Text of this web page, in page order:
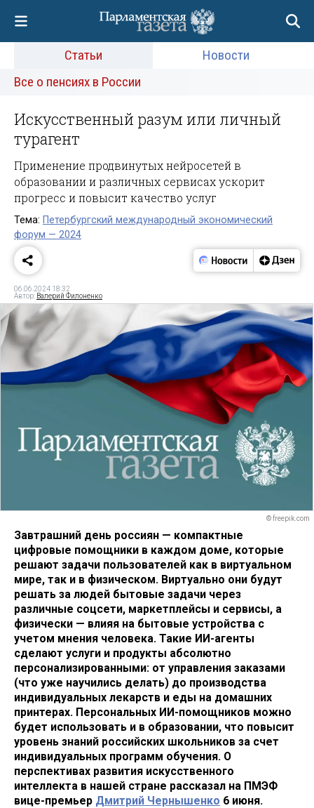
Статьи
Новости
Все о пенсиях в России
Искусственный разум или личный
турагент
Применение продвинутых нейросетей в
образовании и различных сервисах ускорит
прогресс и повысит качество услуг
Тема: Петербургский международный экономический
форум — 2024
06.06.2024 18:32
Автор: Валерий Филоненко
© freepik.com
Завтрашний день россиян — компактные
цифровые помощники в каждом доме, которые
решают задачи пользователей как в виртуальном
мире, так и в физическом. Виртуально они будут
решать за людей бытовые задачи через
различные соцсети, маркетплейсы и сервисы, а
физически — влияя на бытовые устройства с
учетом мнения человека. Такие ИИ-агенты
сделают услуги и продукты абсолютно
персонализированными: от управления заказами
(что уже научились делать) до производства
индивидуальных лекарств и еды на домашних
принтерах. Персональных ИИ-помощников можно
будет использовать и в образовании, что повысит
уровень знаний российских школьников за счет
индивидуальных программ обучения. О
перспективах развития искусственного
интеллекта в нашей стране рассказал на ПМЭФ
вице-премьер Дмитрий Чернышенко 6 июня.